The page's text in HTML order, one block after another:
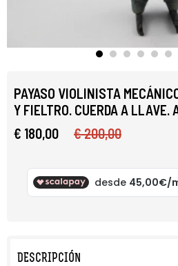
PAYASO VIOLINISTA
Y FIELTRO. CUERDA A LLAVE.
€ 180,00
€ 200,00
DESCRIPCIÓN